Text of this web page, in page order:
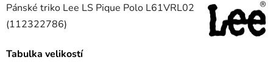
Pánské triko Lee LS Pique Polo L61VRL02
(112322786)
Tabulka velikostí